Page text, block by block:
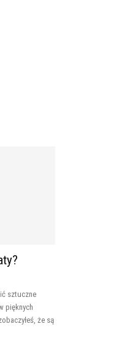
sztuczne
pięknych
że są